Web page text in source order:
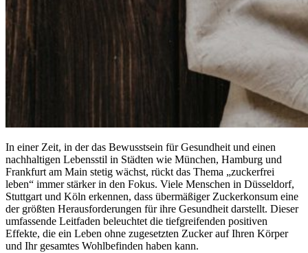
In einer Zeit, in der das Bewusstsein für Gesundheit und einen
nachhaltigen Lebensstil in Städten wie München, Hamburg und
Frankfurt am Main stetig wächst, rückt das Thema „zuckerfrei
leben“ immer stärker in den Fokus. Viele Menschen in Düsseldorf,
Stuttgart und Köln erkennen, dass übermäßiger Zuckerkonsum eine
der größten Herausforderungen für ihre Gesundheit darstellt. Dieser
umfassende Leitfaden beleuchtet die tiefgreifenden positiven
Effekte, die ein Leben ohne zugesetzten Zucker auf Ihren Körper
und Ihr gesamtes Wohlbefinden haben kann.